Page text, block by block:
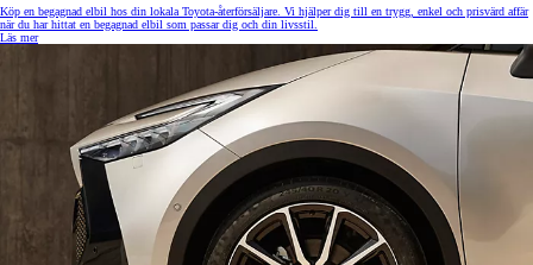
Köp en begagnad elbil hos din lokala Toyota-återförsäljare. Vi hjälper dig till en trygg, enkel och prisvärd affär
när du har hittat en begagnad elbil som passar dig och din livsstil.
Läs mer